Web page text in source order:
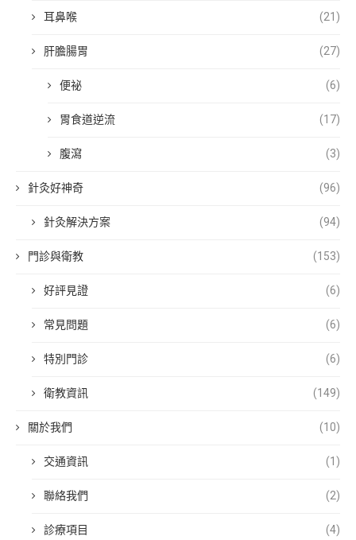
耳鼻喉 (21)
肝膽腸胃 (27)
便祕 (6)
胃食道逆流 (17)
腹瀉 (3)
針灸好神奇 (96)
針灸解決方案 (94)
門診與衛教 (153)
好評見證 (6)
常見問題 (6)
特別門診 (6)
衛教資訊 (149)
關於我們 (10)
交通資訊 (1)
聯絡我們 (2)
診療項目 (4)